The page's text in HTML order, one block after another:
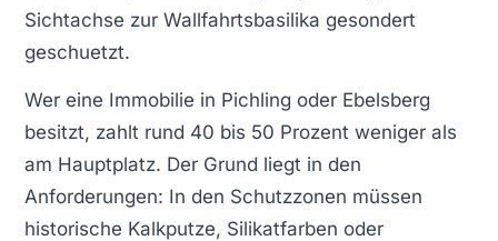
Sichtachse zur Wallfahrtsbasilika gesondert
geschuetzt.
Wer eine Immobilie in Pichling oder Ebelsberg
besitzt, zahlt rund 40 bis 50 Prozent weniger als
am Hauptplatz. Der Grund liegt in den
Anforderungen: In den Schutzzonen müssen
historische Kalkputze, Silikatfarben oder